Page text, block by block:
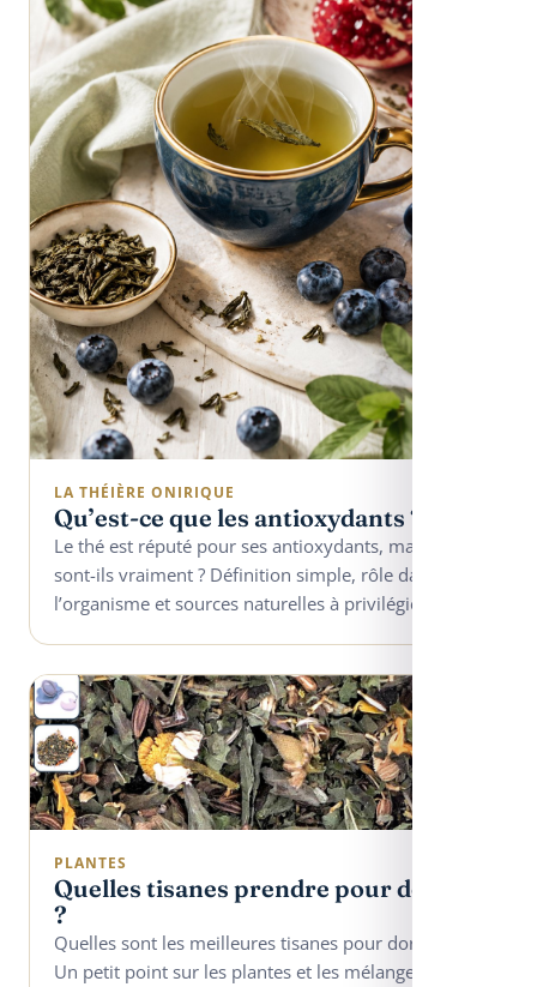
LA THÉIÈRE ONIRIQUE
Qu’est-ce que les antioxydants ?
Le thé est réputé pour ses antioxydants, mais que
sont-ils vraiment ? Définition simple, rôle dans
l’organisme et sources naturelles à privilégier.
PLANTES
Quelles tisanes prendre pour dormir
?
Quelles sont les meilleures tisanes pour dormir ?
Un petit point sur les plantes et les mélanges qui